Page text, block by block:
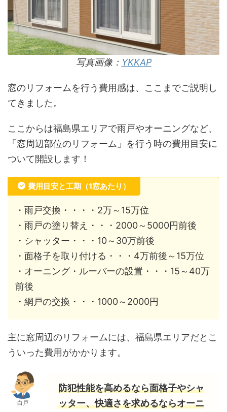
写真画像： YKKAP
窓のリフォームを行う費用感は、ここまでご説明し
てきました。
ここからは福島県エリアで雨戸やオーニングなど、
「窓周辺部位のリフォーム」を行う時の費用目安に
ついて開設します！
費用目安と工期（1窓あたり）
・雨戸交換・・・・2万～15万位
・雨戸の塗り替え・・・2000～5000円前後
・シャッター・・・10～30万前後
・面格子を取り付ける・・・4万前後～15万位
・オーニング・ルーバーの設置・・・15～40万
前後
・網戸の交換・・・1000～2000円
主に窓周辺のリフォームには、福島県エリアだとこ
ういった費用がかかります。
白戸
防犯性能を高めるなら面格子やシャ
ッター、快適さを求めるならオーニ